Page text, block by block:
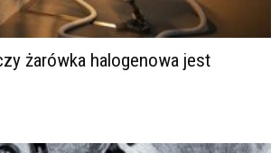
żarówka halogenowa jest